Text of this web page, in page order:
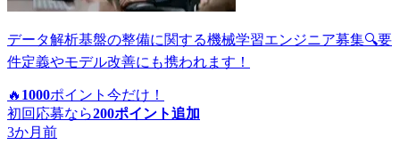
データ解析基盤の整備に関する機械学習エンジニア募集🔍要
件定義やモデル改善にも携われます！
🔥 1000ポイント 今だけ！
初回応募なら200ポイント追加
3か月前